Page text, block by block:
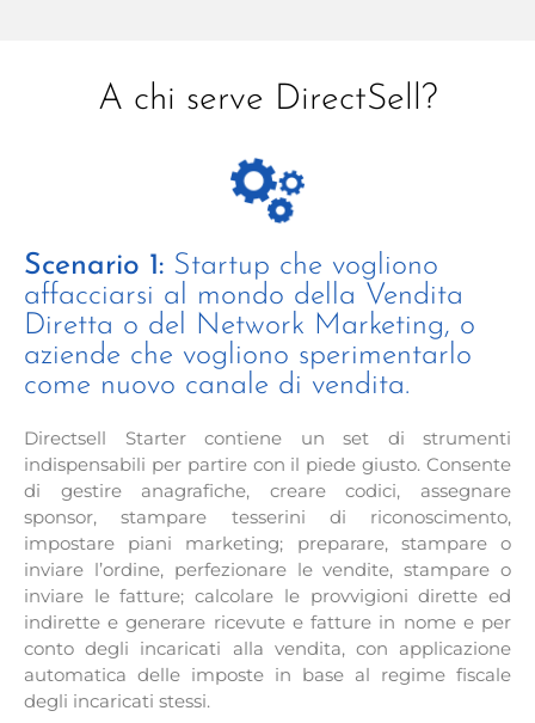
A chi serve DirectSell?
Scenario 1: Startup che vogliono
affacciarsi al mondo della Vendita
Diretta o del Network Marketing, o
aziende che vogliono sperimentarlo
come nuovo canale di vendita.
Directsell Starter contiene un set di strumenti
indispensabili per partire con il piede giusto. Consente
di gestire anagrafiche, creare codici, assegnare
sponsor, stampare tesserini di riconoscimento,
impostare piani marketing; preparare, stampare o
inviare l’ordine, perfezionare le vendite, stampare o
inviare le fatture; calcolare le provvigioni dirette ed
indirette e generare ricevute e fatture in nome e per
conto degli incaricati alla vendita, con applicazione
automatica delle imposte in base al regime fiscale
degli incaricati stessi.